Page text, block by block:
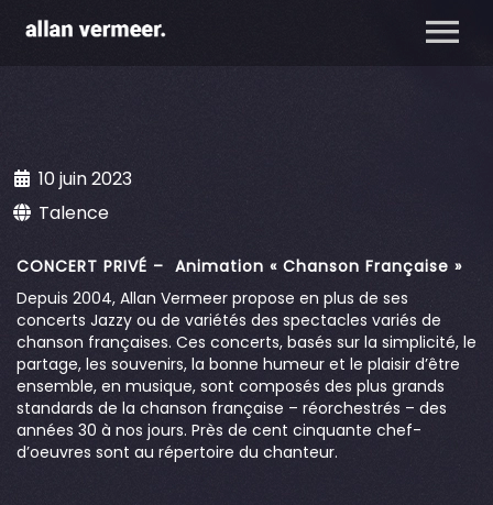
10 juin 2023
Talence
CONCERT PRIVÉ – Animation « Chanson Française »
Depuis 2004, Allan Vermeer propose en plus de ses
concerts Jazzy ou de variétés des spectacles variés de
chanson françaises. Ces concerts, basés sur la simplicité, le
partage, les souvenirs, la bonne humeur et le plaisir d’être
ensemble, en musique, sont composés des plus grands
standards de la chanson française – réorchestrés – des
années 30 à nos jours. Près de cent cinquante chef-
d’oeuvres sont au répertoire du chanteur.